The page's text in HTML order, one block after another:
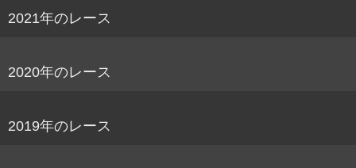
2021年のレース
2020年のレース
2019年のレース